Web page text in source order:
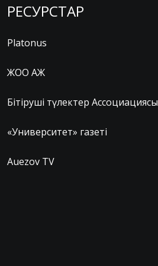
РЕСУРСТАР
Platonus
ЖОО АЖ
Бітіруші түлектер Ассоциациясы
«Университет» газеті
Auezov TV